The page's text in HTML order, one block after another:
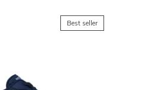
Best seller